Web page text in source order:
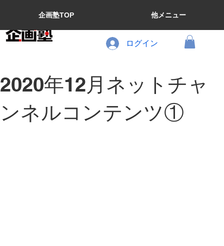
企画塾TOP 他メニュー
ログイン
2020年12月ネットチャ
ンネルコンテンツ①